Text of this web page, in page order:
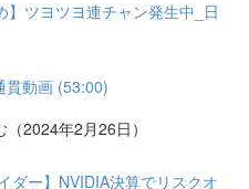
】ツヨツヨ連チャン発生中_日
貫動画 (53:00)
2024年2月26日）
ダー】NVIDIA決算でリスクオ